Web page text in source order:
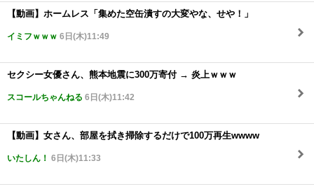
【動画】ホームレス「集めた空缶潰すの大変やな、せや！」
イミフｗｗｗ 6日(木)11:49
セクシー女優さん、熊本地震に300万寄付 → 炎上ｗｗｗ
スコールちゃんねる 6日(木)11:42
【動画】女さん、部屋を拭き掃除するだけで100万再生wwww
いたしん！ 6日(木)11:33